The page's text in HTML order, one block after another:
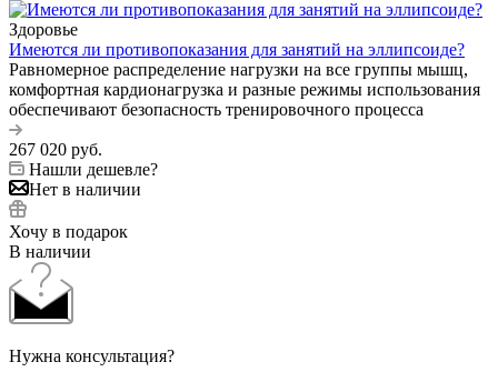
Здоровье
Имеются ли противопоказания для занятий на эллипсоиде?
Равномерное распределение нагрузки на все группы мышц,
комфортная кардионагрузка и разные режимы использования
обеспечивают безопасность тренировочного процесса
267 020 руб.
Нашли дешевле?
Нет в наличии
Хочу в подарок
В наличии
Нужна консультация?